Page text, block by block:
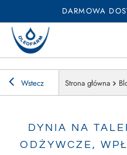
DARMOWA
Wstecz Strona główna
DYNIA NA
ODŻYWCZE,